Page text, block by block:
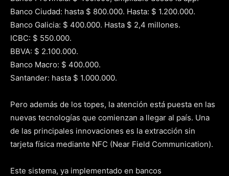
Banco Ciudad: hasta $ 800.000. Hasta: $ 1.200.000.
Banco Galicia: $ 400.000. Hasta $ 2,4 millones.
ICBC: $ 550.000.
BBVA: $ 2.100.000.
Banco Macro: $ 400.000.
Santander: hasta $ 1.000.000.
Pero además de los topes, la atención está puesta en las
nuevas tecnologías que comienzan a llegar al país. Una
de las principales innovaciones es la extracción sin
tarjeta física mediante NFC (Near Field Communication).
Este sistema, ya implementado en bancos